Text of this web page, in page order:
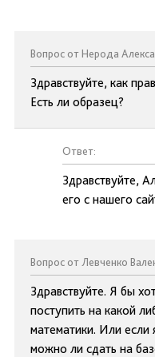
Вопрос от Нерода
Здравствуйте, как
Есть ли образец?
Ответ:
Здравствуйте,
его с нашего
Вопрос от Левченко
Здравствуйте. Я бы
поступить на какой
математики. Или
можно ли сдать на